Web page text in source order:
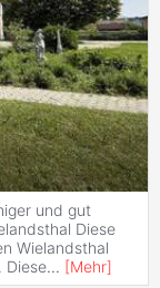
und gut
Diese
Wielandsthal
. Diese... [Mehr]